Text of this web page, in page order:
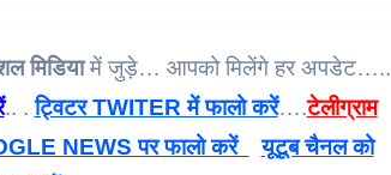
मिडियामें जुड़े… आपको मिलेंगे हर अपडेट…..
.. .ट्विटर TWITER में फालो करें….टेलीग्राम
NEWS पर फालो करें
यूटूब चैनल को